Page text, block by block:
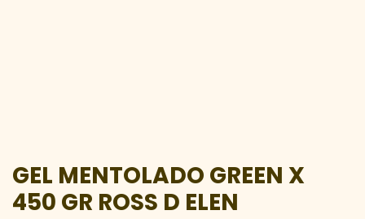
GEL MENTOLADO GREEN X
450 GR ROSS D ELEN